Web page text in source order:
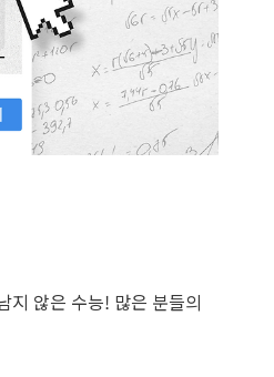
않은 수능! 많은 분들의